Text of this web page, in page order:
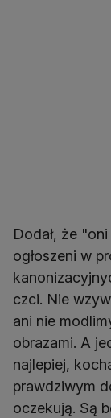
Dodał, że
ogłoszeni w
czci. Nie
ani nie
obrazami. A
najlepiej,
prawdziwym
oczekują. Są